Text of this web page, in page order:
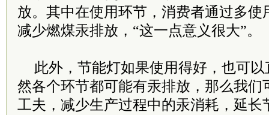
放。其中在使用环节，消费者通过多使
减少燃煤汞排放，“这一点意义很大”。
此外，节能灯如果使用得好，也可
然各个环节都可能有汞排放，那么我们
工夫，减少生产过程中的汞消耗，延长